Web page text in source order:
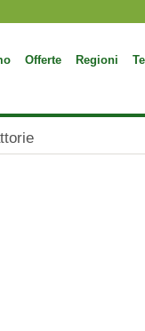
Offerte Regioni